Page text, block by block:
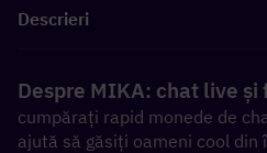
Descrieri
Despre MIKA: chat live
cumpărați rapid monede de
ajută să găsiți oameni cool din